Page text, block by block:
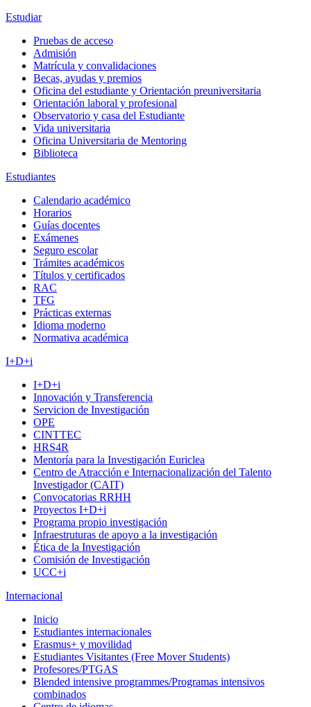
Estudiar
Pruebas de acceso
Admisión
Matrícula y convalidaciones
Becas, ayudas y premios
Oficina del estudiante y Orientación preuniversitaria
Orientación laboral y profesional
Observatorio y casa del Estudiante
Vida universitaria
Oficina Universitaria de Mentoring
Biblioteca
Estudiantes
Calendario académico
Horarios
Guías docentes
Exámenes
Seguro escolar
Trámites académicos
Títulos y certificados
RAC
TFG
Prácticas externas
Idioma moderno
Normativa académica
I+D+i
I+D+i
Innovación y Transferencia
Servicion de Investigación
OPE
CINTTEC
HRS4R
Mentoría para la Investigación Euriclea
Centro de Atracción e Internacionalización del Talento
Investigador (CAIT)
Convocatorias RRHH
Proyectos I+D+i
Programa propio investigación
Infraestruturas de apoyo a la investigación
Ética de la Investigación
Comisión de Investigación
UCC+i
Internacional
Inicio
Estudiantes internacionales
Erasmus+ y movilidad
Estudiantes Visitantes (Free Mover Students)
Profesores/PTGAS
Blended intensive programmes/Programas intensivos
combinados